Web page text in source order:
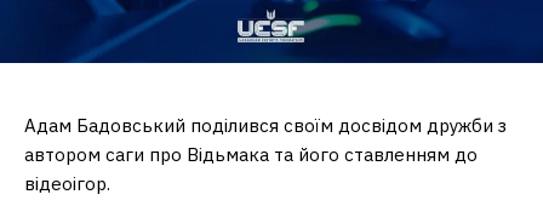
Адам Бадовський поділився своїм досвідом дружби з
автором саги про Відьмака та його ставленням до
відеоігор.